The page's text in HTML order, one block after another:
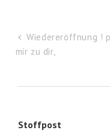
Wiedereröffnung !
mir zu dir,
Stoffpost